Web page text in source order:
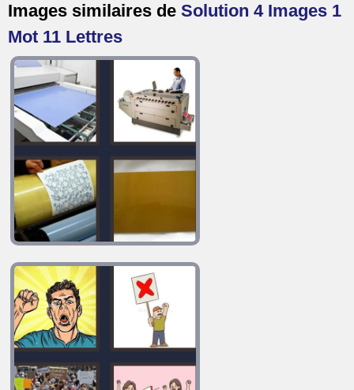
Images similaires de Solution 4 Images 1
Mot 11 Lettres